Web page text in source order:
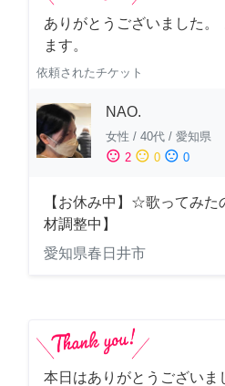
ありがとうございました。
ます。
依頼されたチケット
NAO.
女性 / 40代 / 愛知県
sentiment_satisfied 2 sentiment_neutral 0 sentiment_dissatisfied 0
【お休み中】☆歌ってみ
材調整中】
愛知県春日井市
本日はありがとうございま